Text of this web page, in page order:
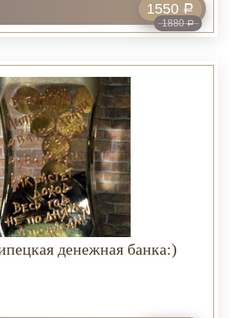
1880Р
1550 Р
денежная банка:)